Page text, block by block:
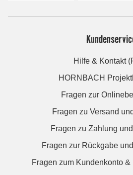
Hilfe & Kontakt
HORNBACH
Fragen zur
Fragen zu Versand
Fragen zu Zahlung
Fragen zur Rückgabe
Fragen zum Kundenkonto